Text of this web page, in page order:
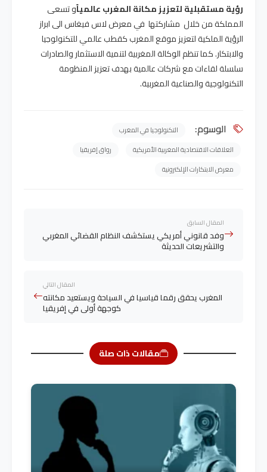
رؤية مستقبلية لتعزيز مكانة المغرب عالمياًو تسعى
المملكة من خلال مشاركتها في معرض لاس فيغاس الى ابراز
الرؤية الملكية لتعزيز موقع المغرب كقطب عالمي للتكنولوجيا
والابتكار. كما تنظم الوكالة المغربية لتنمية الاستثمار والصادرات
سلسلة لقاءات مع شركات عالمية بهدف تعزيز المنظومة
التكنولوجية والصناعية المغربية.
الوسوم:
التكنولوجيا في المغرب
العلاقات الاقتصادية المغربية الأمريكية
رواق إفريقيا
معرض الابتكارات الإلكترونية
المقال السابق
وفد قانوني أمريكي يستكشف النظام القضائي المغربي
والتشريعات الحديثة
المقال التالي
المغرب يحقق رقما قياسيا في السياحة ويستعيد مكانته
كوجهة أولى في إفريقيا
مقالات ذات صلة